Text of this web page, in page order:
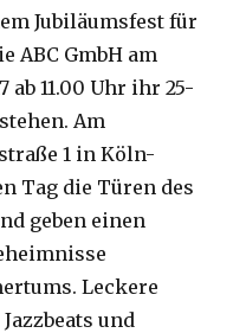
Jubiläumsfest für
ABC GmbH am
ab 11.00 Uhr ihr 25-
Am
1 in Köln-
Tag die Türen des
geben einen
Leckere
und